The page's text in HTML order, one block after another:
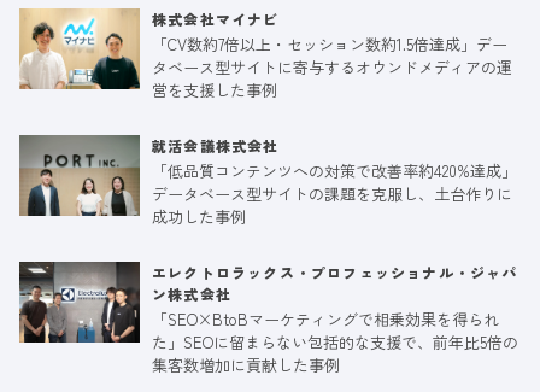
株式会社マイナビ
「CV数約7倍以上・セッション数約1.5倍達成」デー
タベース型サイトに寄与するオウンドメディアの運
営を支援した事例
就活会議株式会社
「低品質コンテンツへの対策で改善率約420%達成」
データベース型サイトの課題を克服し、土台作りに
成功した事例
エレクトロラックス・プロフェッショナル・ジャパ
ン株式会社
「SEO×BtoBマーケティングで相乗効果を得られ
た」SEOに留まらない包括的な支援で、前年比5倍の
集客数増加に貢献した事例